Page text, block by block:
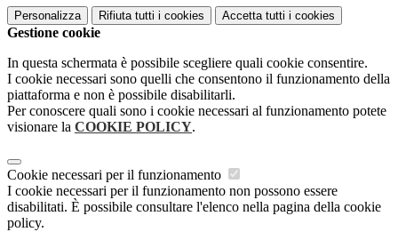
Personalizza Rifiuta tutti i cookies Accetta tutti i cookies
Gestione cookie
In questa schermata è possibile scegliere quali cookie consentire.
I cookie necessari sono quelli che consentono il funzionamento della
piattaforma e non è possibile disabilitarli.
Per conoscere quali sono i cookie necessari al funzionamento potete
visionare la COOKIE POLICY.
Cookie necessari per il funzionamento
I cookie necessari per il funzionamento non possono essere
disabilitati. È possibile consultare l'elenco nella pagina della cookie
policy.